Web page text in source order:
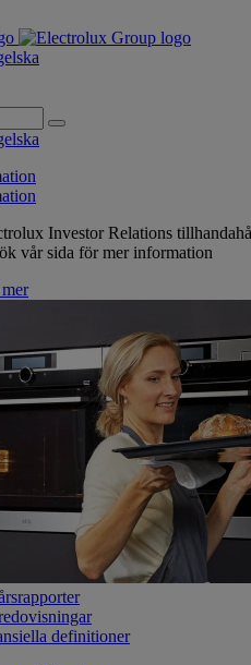
Investor Relations
vår sida för mer information
definitioner